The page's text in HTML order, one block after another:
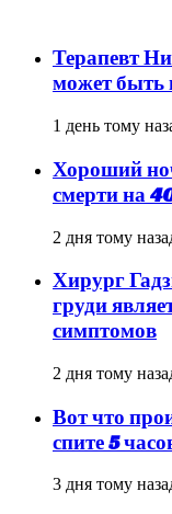
Терапевт
может быть
1 день тому
Хороший
смерти на
2 дня тому
Хирург
груди
симптомов
2 дня тому
Вот что
спите 5
3 дня тому